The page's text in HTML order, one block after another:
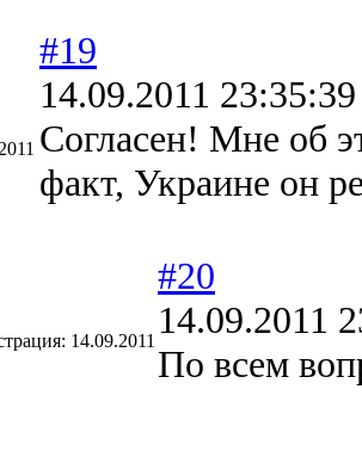
#19
14.09.2011 23:35:39
Согласен! Мне об
факт, Украине он
14.09.2011
#20
14.09.2011
По всем